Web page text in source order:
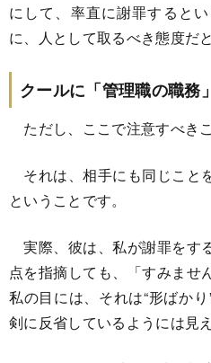
にして、率直に謝罪すると
に、人として取るべき態度だ
クールに「管理職の職務
ただし、ここで注意すべき
それは、相手にも同じこと
ということです。
実際、彼は、私が謝罪をす
点を指摘しても、「すみませ
私の目には、それは“形ばか
剣に反省しているようには見